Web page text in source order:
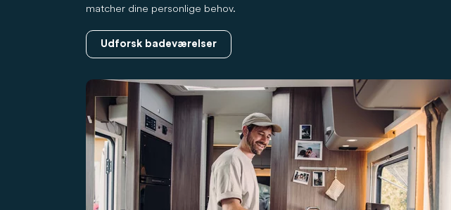
matcher dine personlige behov.
Udforsk badeværelser